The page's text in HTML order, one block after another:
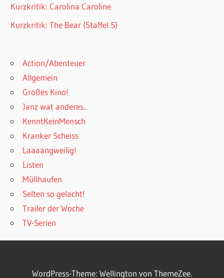
Kurzkritik: Carolina Caroline
Kurzkritik: The Bear (Staffel 5)
Action/Abenteuer
Allgemein
Großes Kino!
Janz wat anderes..
KenntKeinMensch
Kranker Scheiss
Laaaangweilig!
Listen
Müllhaufen
Selten so gelacht!
Trailer der Woche
TV-Serien
WordPress-Theme: Wellington von ThemeZee.